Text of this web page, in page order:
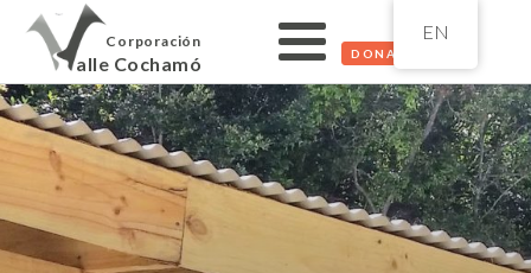
Corporación
alle Cochamó DONATE
EN